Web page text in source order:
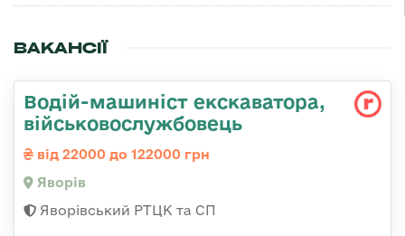
ВАКАНСІЇ
Водій-машиніст екскаватора,
військовослужбовець
від 22000 до 122000 грн
Яворів
Яворівський РТЦК та СП